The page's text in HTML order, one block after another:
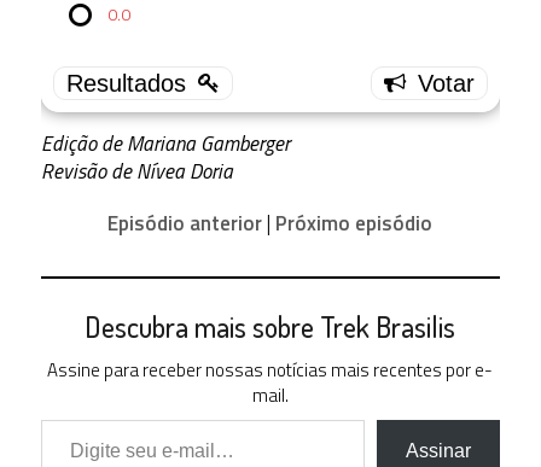
0.0
33.33 % )
2.5
0 ( 0 % )
0 ( 0 % )
Edição de Mariana Gamberger
Revisão de Nívea Doria
Episódio anterior| Próximo episódio
Descubra mais sobre Trek Brasilis
Assine para receber nossas notícias mais recentes por e-
mail.
Digite seu e-mail…
Assinar